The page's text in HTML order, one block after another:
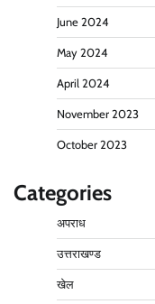
June 2024
May 2024
April 2024
November 2023
October 2023
Categories
अपराध
उत्तराखण्ड
खेल